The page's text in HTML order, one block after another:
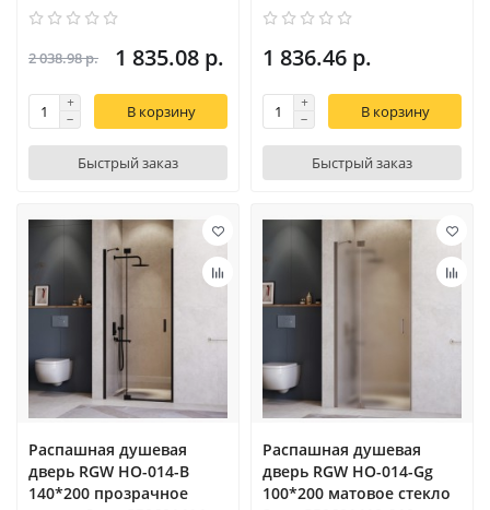
2 038.98 р. 1 835.08 р.
В корзину
Быстрый заказ
1 836.46 р.
В корзину
Быстрый заказ
Распашная душевая
дверь RGW HO-014-B
140*200 прозрачное
Распашная душевая
дверь RGW HO-014-Gg
100*200 матовое стекло